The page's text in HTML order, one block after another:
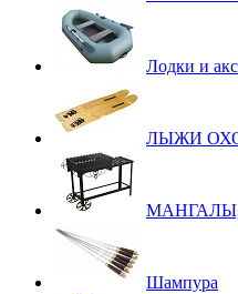
Лодки и
ЛЫЖИ
Шампура